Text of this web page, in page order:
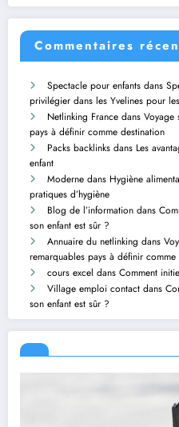
Commentaires
Spectacle pour enfants dans
privilégier dans les Yvelines pour
Netlinking France dans Voyage
pays à définir comme destination
Packs backlinks dans Les
enfant
Moderne dans Hygiène
pratiques d’hygiène
Blog de l’information dans
son enfant est sûr ?
Annuaire du netlinking dans
remarquables pays à définir
cours excel dans Comment
Village emploi contact dans
son enfant est sûr ?